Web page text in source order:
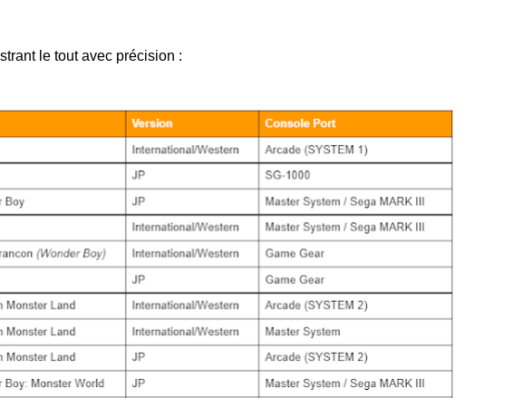
le tout avec précision :